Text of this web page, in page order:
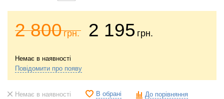
2 800грн. 2 195 грн.
Немає в наявності
Повідомити про появу
Немає в наявності В обрані До порівняння